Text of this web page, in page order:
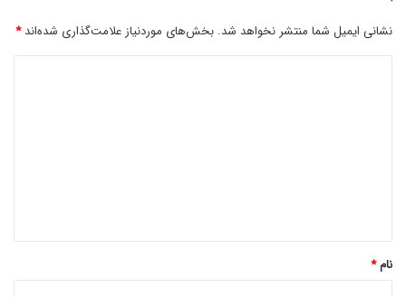
نشانی ایمیل شما منتشر نخواهد شد. بخش‌های موردنیاز علامت‌گذاری شده‌اند*
نام*